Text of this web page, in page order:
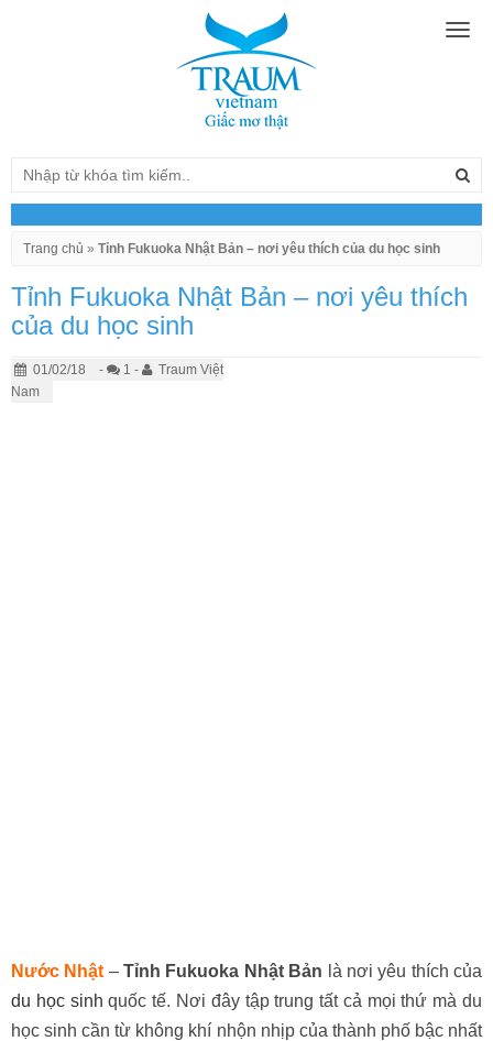
Trang chủ » Tỉnh Fukuoka Nhật Bản – nơi yêu thích của du học sinh
Tỉnh Fukuoka Nhật Bản – nơi yêu thích
của du học sinh
01/02/18 - 1 -
Traum Việt
Nam
Nước Nhật –Tỉnh Fukuoka Nhật Bản là nơi yêu thích của
du học sinh quốc tế. Nơi đây tập trung tất cả mọi thứ mà du
học sinh cần từ không khí nhộn nhịp của thành phố bậc nhất